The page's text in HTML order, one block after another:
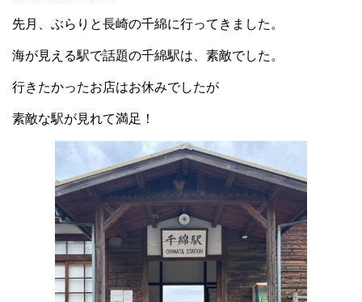
先月、ぶらりと長崎の千綿に行ってきました。
海が見える駅で話題の千綿駅は、素敵でした。
行きたかったお店はお休みでしたが
素敵な駅が見れて満足！